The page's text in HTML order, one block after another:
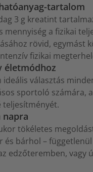
tartalom
3 g kreatint
mennyiség a fizikai
rövid, egymást
fizikai
életmódhoz
ideális választás
sportoló számára,
teljesítményét.
napra
tökéletes
és bárhol –
edzőteremben, vagy